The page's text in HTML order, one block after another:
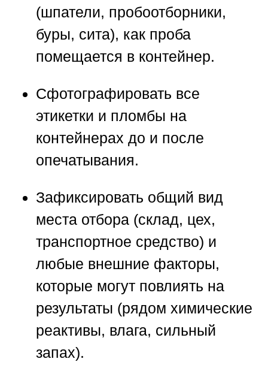
(шпатели, пробоотборники,
буры, сита), как проба
помещается в контейнер.
Сфотографировать все
этикетки и пломбы на
контейнерах до и после
опечатывания.
Зафиксировать общий вид
места отбора (склад, цех,
транспортное средство) и
любые внешние факторы,
которые могут повлиять на
результаты (рядом химические
реактивы, влага, сильный
запах).